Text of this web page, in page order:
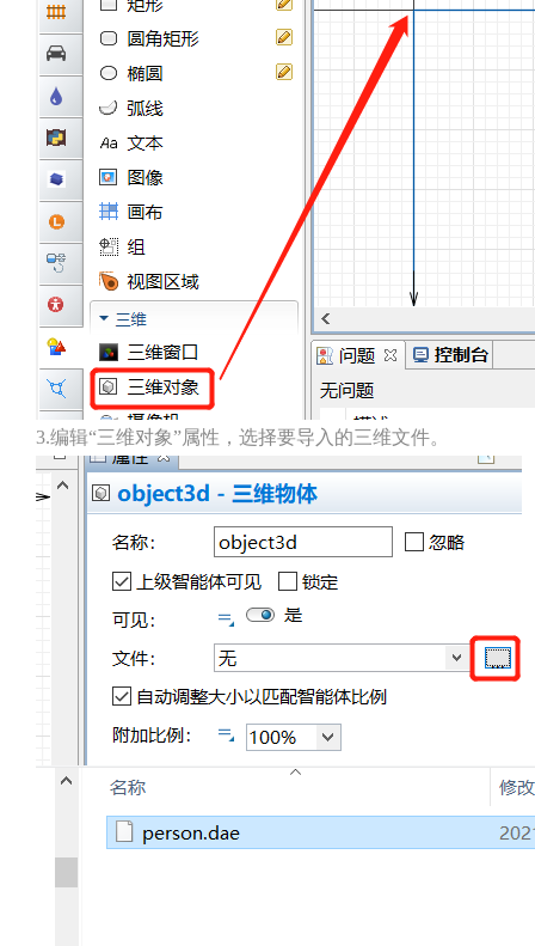
3.编辑“三维对象”属性，选择要导入的三维文件。